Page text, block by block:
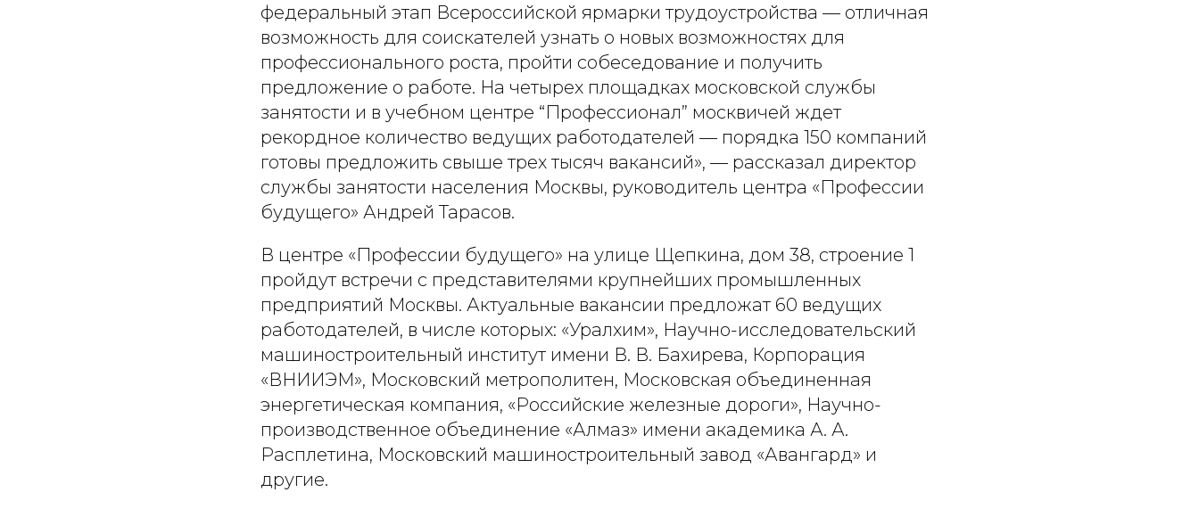
федеральный этап Всероссийской ярмарки трудоустройства — отличная
возможность для соискателей узнать о новых возможностях для
профессионального роста, пройти собеседование и получить
предложение о работе. На четырех площадках московской службы
занятости и в учебном центре “Профессионал” москвичей ждет
рекордное количество ведущих работодателей — порядка 150 компаний
готовы предложить свыше трех тысяч вакансий», — рассказал директор
службы занятости населения Москвы, руководитель центра «Профессии
будущего» Андрей Тарасов.
В центре «Профессии будущего» на улице Щепкина, дом 38, строение 1
пройдут встречи с представителями крупнейших промышленных
предприятий Москвы. Актуальные вакансии предложат 60 ведущих
работодателей, в числе которых: «Уралхим», Научно-исследовательский
машиностроительный институт имени В. В. Бахирева, Корпорация
«ВНИИЭМ», Московский метрополитен, Московская объединенная
энергетическая компания, «Российские железные дороги», Научно-
производственное объединение «Алмаз» имени академика А. А.
Расплетина, Московский машиностроительный завод «Авангард» и
другие.